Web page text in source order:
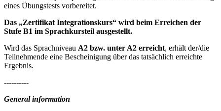
eines Übungstests vorbereitet.
Das „Zertifikat Integrationskurs“ wird beim Erreichen der
Stufe B1 im Sprachkursteil ausgestellt.
Wird das Sprachniveau A2 bzw. unter A2 erreicht, erhält der/die
Teilnehmende eine Bescheinigung über das tatsächlich erreichte
Ergebnis.
----------
General information